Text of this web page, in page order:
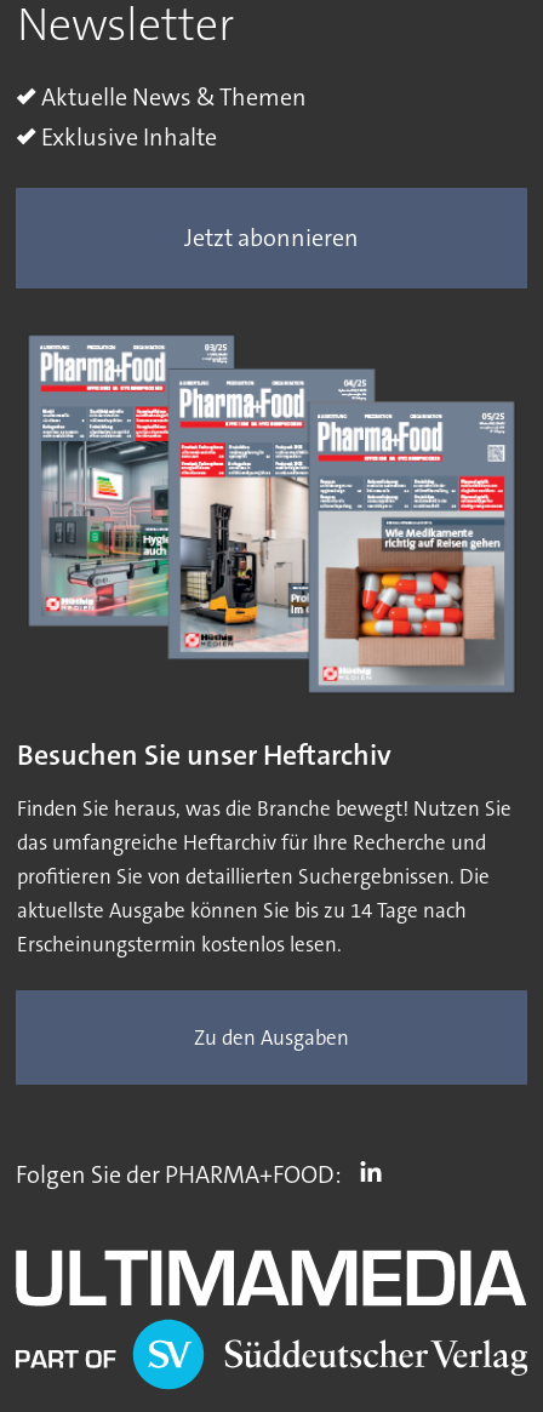
Newsletter
Aktuelle News & Themen
Exklusive Inhalte
Jetzt abonnieren
Besuchen Sie unser Heftarchiv
Finden Sie heraus, was die Branche bewegt! Nutzen Sie
das umfangreiche Heftarchiv für Ihre Recherche und
profitieren Sie von detaillierten Suchergebnissen. Die
aktuellste Ausgabe können Sie bis zu 14 Tage nach
Erscheinungstermin kostenlos lesen.
Zu den Ausgaben
Folgen Sie der PHARMA+FOOD: